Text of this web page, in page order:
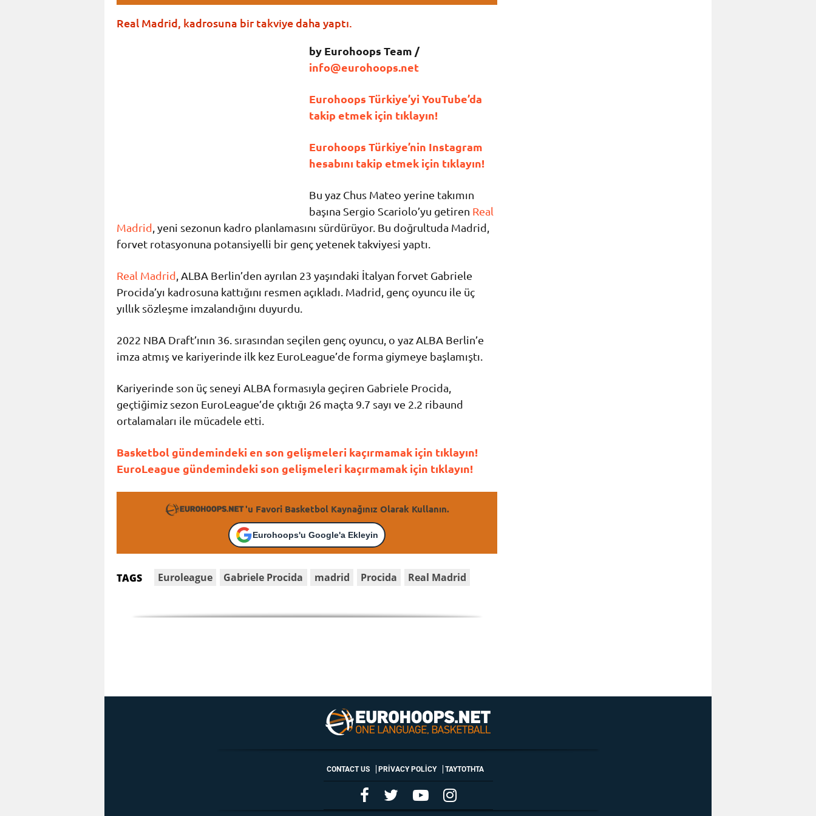
Real Madrid, kadrosuna bir takviye daha yaptı.
by Eurohoops Team /
info@eurohoops.net
Eurohoops Türkiye’yi YouTube’da
takip etmek için tıklayın!
Eurohoops Türkiye’nin Instagram
hesabını takip etmek için tıklayın!
Bu yaz Chus Mateo yerine takımın
başına Sergio Scariolo’yu getiren Real
Madrid , yeni sezonun kadro planlamasını sürdürüyor. Bu doğrultuda Madrid,
forvet rotasyonuna potansiyelli bir genç yetenek takviyesi yaptı.
Real Madrid , ALBA Berlin’den ayrılan 23 yaşındaki İtalyan forvet Gabriele
Procida’yı kadrosuna kattığını resmen açıkladı. Madrid, genç oyuncu ile üç
yıllık sözleşme imzalandığını duyurdu.
2022 NBA Draft’ının 36. sırasından seçilen genç oyuncu, o yaz ALBA Berlin’e
imza atmış ve kariyerinde ilk kez EuroLeague’de forma giymeye başlamıştı.
Kariyerinde son üç seneyi ALBA formasıyla geçiren Gabriele Procida,
geçtiğimiz sezon EuroLeague’de çıktığı 26 maçta 9.7 sayı ve 2.2 ribaund
ortalamaları ile mücadele etti.
Basketbol gündemindeki en son gelişmeleri kaçırmamak için tıklayın!
EuroLeague gündemindeki son gelişmeleri kaçırmamak için tıklayın!
'u Favori Basketbol Kaynağınız Olarak Kullanın.
Eurohoops'u Google'a Ekleyin
TAGS Euroleague Gabriele Procida madrid Procida Real Madrid
CONTACT US PRIVACY POLICY ΤΑΥΤΟΤΗΤΑ